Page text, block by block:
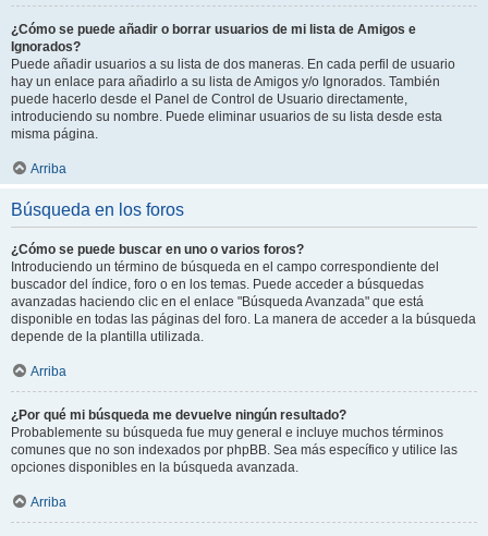
¿Cómo se puede añadir o borrar usuarios de mi lista de Amigos e
Ignorados?
Puede añadir usuarios a su lista de dos maneras. En cada perfil de usuario
hay un enlace para añadirlo a su lista de Amigos y/o Ignorados. También
puede hacerlo desde el Panel de Control de Usuario directamente,
introduciendo su nombre. Puede eliminar usuarios de su lista desde esta
misma página.
Arriba
Búsqueda en los foros
¿Cómo se puede buscar en uno o varios foros?
Introduciendo un término de búsqueda en el campo correspondiente del
buscador del índice, foro o en los temas. Puede acceder a búsquedas
avanzadas haciendo clic en el enlace "Búsqueda Avanzada" que está
disponible en todas las páginas del foro. La manera de acceder a la búsqueda
depende de la plantilla utilizada.
Arriba
¿Por qué mi búsqueda me devuelve ningún resultado?
Probablemente su búsqueda fue muy general e incluye muchos términos
comunes que no son indexados por phpBB. Sea más específico y utilice las
opciones disponibles en la búsqueda avanzada.
Arriba